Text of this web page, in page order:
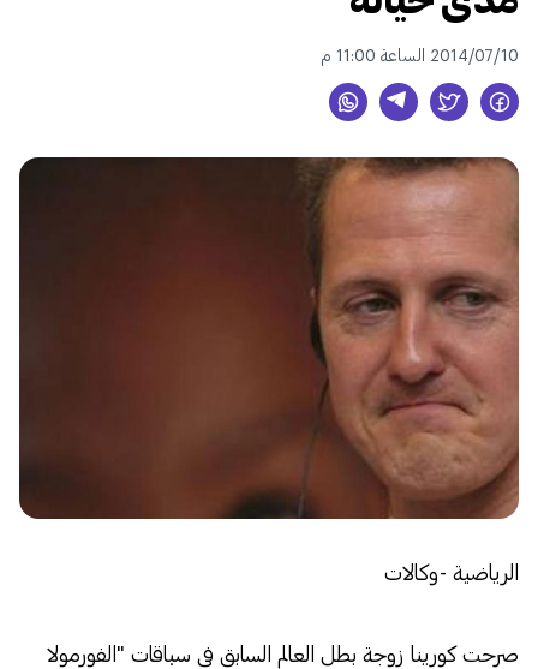
2014/07/10 الساعة 11:00 م
الرياضية -وكالات
صرحت كورينا زوجة بطل العالم السابق في سباقات "الفورمولا